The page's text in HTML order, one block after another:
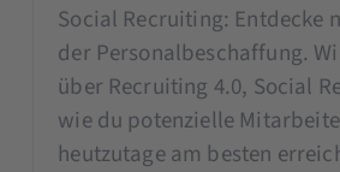
Social Recruiting: Entdecke
der Personalbeschaffung.
über Recruiting 4.0, Social
wie du potenzielle
heutzutage am besten